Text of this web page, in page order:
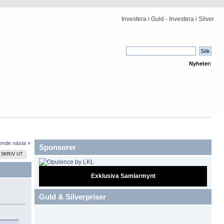
Investera i Guld - Investera i Silver
Nyheter:
nästa »
SKRIV UT
Sponsorer
Exklusiva Samlarmynt
Guld & Silverpriser